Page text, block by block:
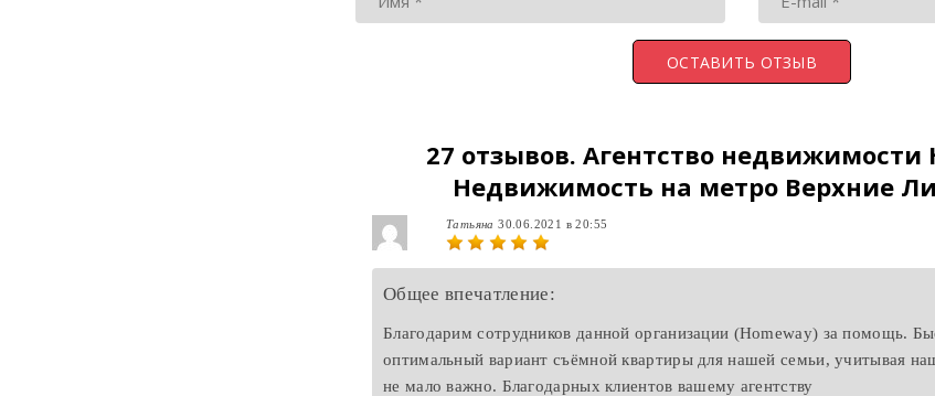
27 отзывов. Агентство недвижимости
Недвижимость на метро Верхние
Татьяна30.06.2021 в 20:55
Общее впечатление:
Благодарим сотрудников данной организации (Homeway) за помощь.
оптимальный вариант съёмной квартиры для нашей семьи, учитывая
не мало важно. Благодарных клиентов вашему агентству